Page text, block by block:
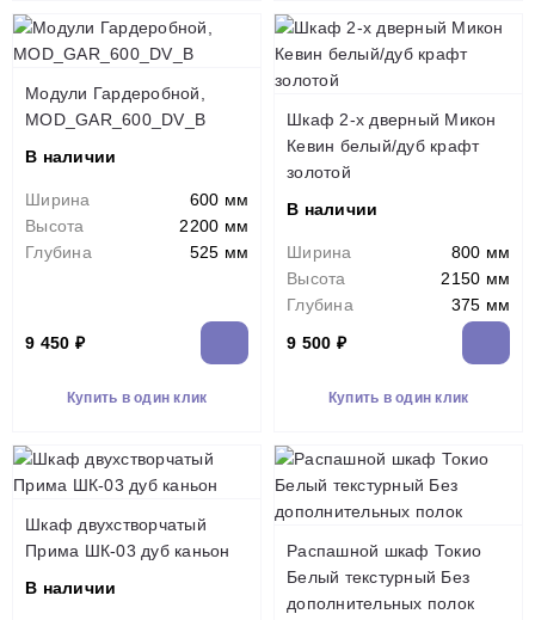
Модули Гардеробной,
MOD_GAR_600_DV_B
В наличии
Ширина
600 мм
Высота
2200 мм
Глубина
525 мм
9 450 ₽
Купить в один клик
Шкаф 2-х дверный Микон
Кевин белый/дуб крафт
золотой
В наличии
Ширина
800 мм
Высота
2150 мм
Глубина
375 мм
9 500 ₽
Купить в один клик
Шкаф двухстворчатый
Прима ШК-03 дуб каньон
В наличии
Распашной шкаф Токио
Белый текстурный Без
дополнительных полок